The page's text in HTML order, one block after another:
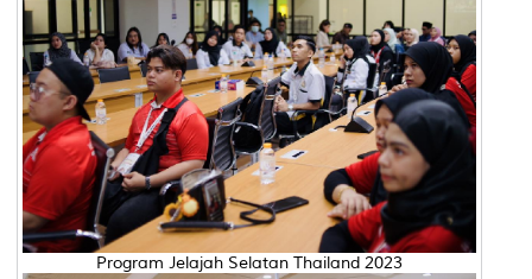
Program Jelajah Selatan Thailand 2023